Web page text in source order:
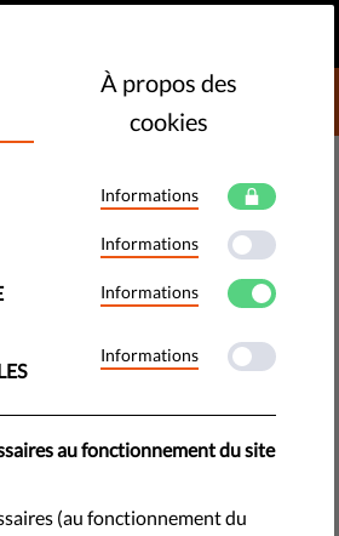
TO LIBERTIES
l’action policière :
au secours
subies par Diego Dumont alors
et indépendante soit menée sur les
À propos des
cookies
Informations
Informations
Informations
Informations
au fonctionnement du site
(au fonctionnement du